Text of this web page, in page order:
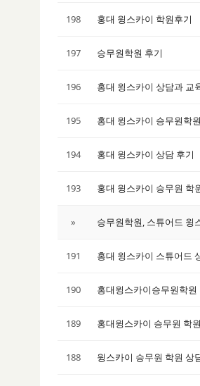
198 홍대 윙스카이 학원후기
197 승무원학원 후기
196 홍대 윙스카이 상담과 교
195 홍대 윙스카이 승무원학
194 홍대 윙스카이 상담 후기
193 홍대 윙스카이 승무원 학
» 승무원학원, 스튜어드 윙
191 홍대 윙스카이 스튜어드
190 홍대윙스카이승무원학원
189 홍대윙스카이 승무원 학
188 윙스카이 승무원 학원 상